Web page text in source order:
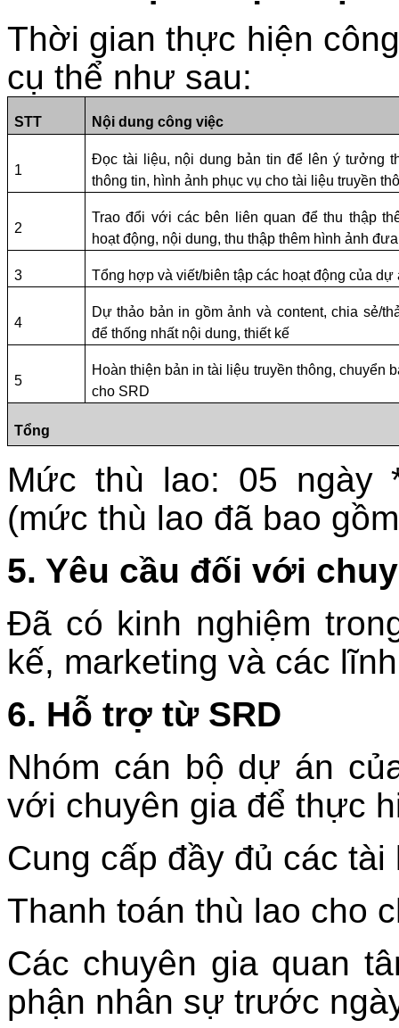
Thời gian thực hiện
cụ thể như sau:
STT Nội dung công việc
1
Đọc tài liệu, nội dung bản tin để lên ý tưởng
thông tin, hình ảnh phục vụ cho tài liệu truyền
2
Trao đổi với các bên liên quan để thu thập
hoạt động, nội dung, thu thập thêm hình ảnh
3 Tổng hợp và viết/biên tập các hoạt động của dự
4
Dự thảo bản in gồm ảnh và content, chia sẻ/
để thống nhất nội dung, thiết kế
5
Hoàn thiện bản in tài liệu truyền thông, chuyển
cho SRD
Tổng
Mức thù lao: 05 ngày
(mức thù lao đã bao
5. Yêu cầu đối với
Đã có kinh nghiệm
kế, marketing và các
6. Hỗ trợ từ SRD
Nhóm cán bộ dự án
với chuyên gia để thực
Cung cấp đầy đủ các
Thanh toán thù lao cho
Các chuyên gia quan
phận nhân sự trước